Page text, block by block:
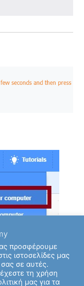
προσφέρουμε
ιστοσελίδες μας
σε αυτές.
τη χρήση
μας για τα